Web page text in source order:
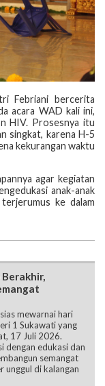
Febriani bercerita
acara WAD kali ini,
HIV. Prosesnya itu
singkat, karena H-5
kekurangan waktu
agar kegiatan
anak-anak
ke dalam
Berakhir,
mewarnai hari
1 Sukawati yang
17 Juli 2026.
dengan edukasi dan
semangat
unggul di kalangan